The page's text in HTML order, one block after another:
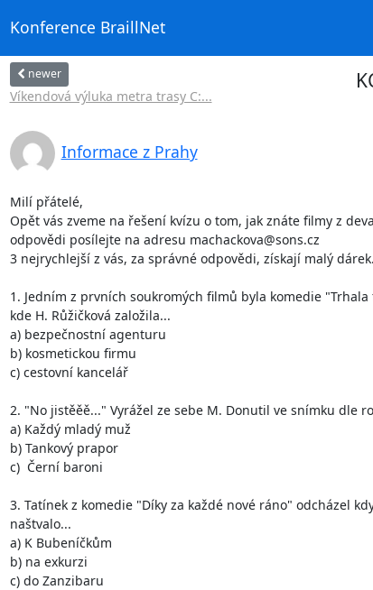
Konference BraillNet
newer
Víkendová výluka metra trasy C:...
Informace z Prahy
Milí přátelé,
Opět vás zveme na řešení kvízu o tom, jak znáte filmy z
odpovědi posílejte na adresu machackova@sons.cz
3 nejrychlejší z vás, za správné odpovědi, získají malý dárek.
1. Jedním z prvních soukromých filmů byla komedie
kde H. Růžičková založila...
a) bezpečnostní agenturu
b) kosmetickou firmu
c) cestovní kancelář
2. "No jistěěě..." Vyrážel ze sebe M. Donutil ve snímku dle
a) Každý mladý muž
b) Tankový prapor
c)  Černí baroni
3. Tatínek z komedie "Díky za každé nové ráno" odcházel
naštvalo...
a) K Bubeníčkům
b) na exkurzi
c) do Zanzibaru